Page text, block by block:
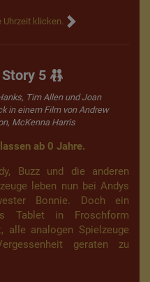
Uhrzeit klicken.
5
Tim Allen und Joan
in einem Film von Andrew
McKenna Harris
ab 0 Jahre.
Buzz und die anderen
leben nun bei Andys
Bonnie. Doch ein
Tablet in Froschform
alle analogen Spielzeuge
geraten zu